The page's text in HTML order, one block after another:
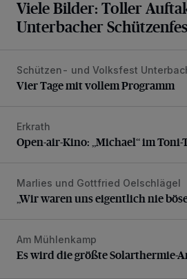
Viele Bilder: Toller
Unterbacher
Vier Tage mit vollem Programm
Schützen- und Volksfest
Vier Tage mit vollem Programm
Open-air-Kino: „Michael“ im
Erkrath
Open-air-Kino: „Michael“ im
„Wir waren uns eigentlich nie böse“
Marlies und Gottfried Oelschlägel
„Wir waren uns eigentlich nie
Es wird die größte Solarthermie-
Am Mühlenkamp
Es wird die größte Solarthermie-